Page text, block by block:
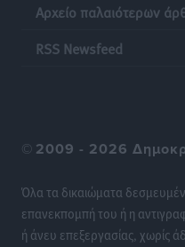
Αρχείο παλαιότερων
RSS Newsfeed
© 2009 - 2026
Όλα τα δικαιώματα
επανεκπομπή του ή η
ή άνευ επεξεργασίας, χωρίς